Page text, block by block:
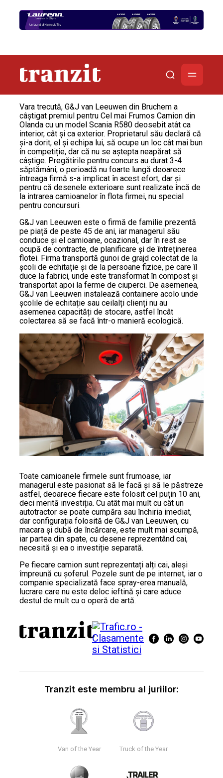
Vara trecută, G&J van Leeuwen din Bruchem a
câștigat premiul pentru Cel mai Frumos Camion din
Olanda cu un model Scania R580 deosebit atât ca
interior, cât și ca exterior. Proprietarul său declară că
și-a dorit, el și echipa lui, să ocupe un loc cât mai bun
în competiție, dar că nu se aștepta neapărat să
câștige. Pregătirile pentru concurs au durat 3-4
săptămâni, o perioadă nu foarte lungă deoarece
întreaga firmă s-a implicat în acest efort, dar și
pentru că desenele exterioare sunt realizate încă de
la intrarea camioanelor în flota firmei, nu special
pentru concursuri.
G&J van Leeuwen este o firmă de familie prezentă
pe piață de peste 45 de ani, iar managerul său
conduce și el camioane, ocazional, dar în rest se
ocupă de contracte, de planificare și de întreținerea
flotei. Firma transportă gunoi de grajd colectat de la
școli de echitație și de la persoane fizice, pe care îl
duce la fabrici, unde este transformat în compost și
transportat apoi la ferme de ciuperci. De asemenea,
G&J van Leeuwen instalează containere acolo unde
școlile de echitație sau ceilalți clienți nu au
asemenea capacități de stocare, astfel încât
colectarea să se facă într-o manieră ecologică.
Toate camioanele firmele sunt frumoase, iar
managerul este pasionat să le facă și să le păstreze
astfel, deoarece fiecare este folosit cel puțin 10 ani,
deci merită investiția. Cu atât mai mult cu cât un
autotractor se poate cumpăra sau închiria imediat,
dar configurația folosită de G&J van Leeuwen, cu
macara și dubă de încărcare, este mult mai scumpă,
iar partea din spate, cu desene reprezentând cai,
necesită și ea o investiție separată.
Pe fiecare camion sunt reprezentați alți cai, aleși
împreună cu șoferul. Pozele sunt de pe internet, iar o
companie specializată face spray-erea manuală,
lucrare care nu este deloc ieftină și care aduce
destul de mult cu o operă de artă.
Tranzit este membru al juriilor:
Van of the Year Truck of the Year